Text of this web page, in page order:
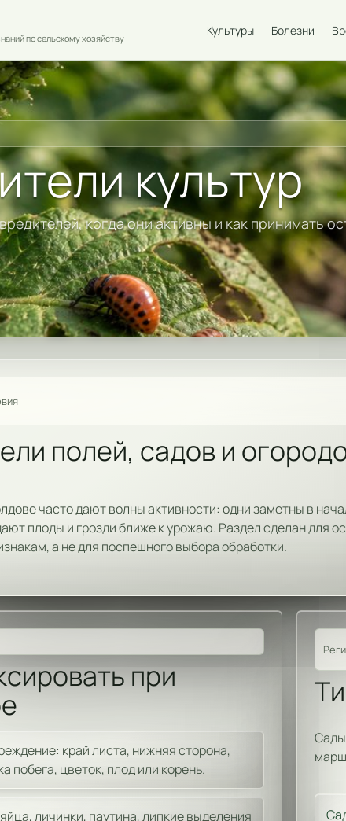
по сельскому хозяйству
Культуры Болезни
культур
когда они активны и как принимать
полей, садов и
часто дают волны активности: одни заметны в
плоды и грозди ближе к урожаю. Раздел сделан для
а не для поспешного выбора обработки.
при
край листа, нижняя сторона,
побега, цветок, плод или корень.
личинки, паутина, липкие выделения